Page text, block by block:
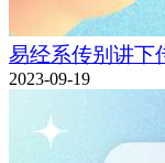
易经系传别讲下
2023-09-19